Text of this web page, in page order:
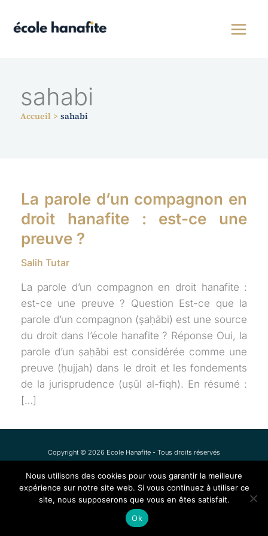
sahabi
Accueil sahabi
La parole d’un compagnon en
droit hanafite : est-ce une
preuve ?
Salih Tutar
La parole d’un compagnon en droit hanafite :
est-ce une preuve ? Question Est-ce que la
parole d’un compagnon (ṣaḥābi) est une source
du droit dans l’école hanafite ? Réponse Oui, la
parole d’un ṣaḥābi est considérée comme une
preuve (ḥujjah) dans le droit et les fondements
de la jurisprudence (uṣūl al-fiqh). En résumé :
[…]
Copyright © 2026 Ecole Hanafite - Tous droits réservés
Nous utilisons des cookies pour vous garantir la meilleure
expérience sur notre site web. Si vous continuez à utiliser ce
site, nous supposerons que vous en êtes satisfait.
Ok